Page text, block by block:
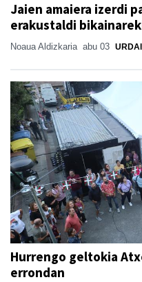
Jaien amaiera izerdi
erakustaldi
Noaua Aldizkaria abu 03
Hurrengo geltokia
errondan